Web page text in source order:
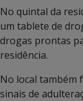
No quintal da
um tablete de
drogas prontas
residência.
No local também
sinais de